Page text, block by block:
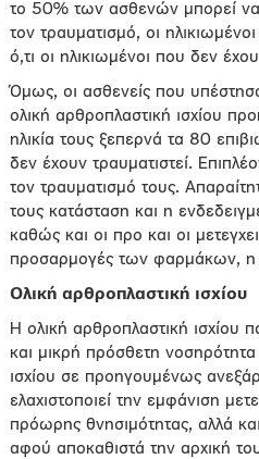
το 50% των ασθενών μπορεί να
τον τραυματισμό, οι
ό,τι οι ηλικιωμένοι που δεν
Όμως, οι ασθενείς που
ολική αρθροπλαστική ισχίου
ηλικία τους ξεπερνά τα 80
δεν έχουν τραυματιστεί.
τον τραυματισμό τους.
τους κατάσταση και η
καθώς και οι προ και οι
προσαρμογές των φαρμάκων,
Ολική αρθροπλαστική ισχίου
Η ολική αρθροπλαστική ισχίου
και μικρή πρόσθετη
ισχίου σε προηγουμένως
ελαχιστοποιεί την εμφάνιση
πρόωρης θνησιμότητας, αλλά
αφού αποκαθιστά την αρχική